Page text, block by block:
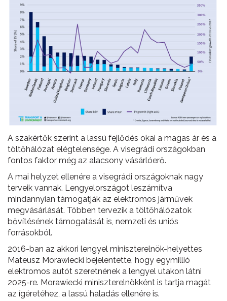
A szakértők szerint a lassú fejlődés okai a magas ár és a
töltőhálózat elégtelensége. A visegrádi országokban
fontos faktor még az alacsony vásárlóerő.
A mai helyzet ellenére a visegrádi országoknak nagy
terveik vannak. Lengyelországot leszámítva
mindannyian támogatják az elektromos járművek
megvásárlását. Többen tervezik a töltőhálózatok
bővítésének támogatását is, nemzeti és uniós
forrásokból.
2016-ban az akkori lengyel miniszterelnök-helyettes
Mateusz Morawiecki bejelentette, hogy egymillió
elektromos autót szeretnének a lengyel utakon látni
2025-re. Morawiecki miniszterelnökként is tartja magát
az ígéretéhez, a lassú haladás ellenére is.